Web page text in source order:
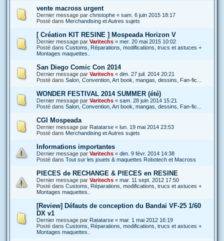
vente macross urgent
Dernier message par christophe « sam. 6 juin 2015 18:17
Posté dans Merchandising et Autres sujets
[ Création KIT RESINE ] Mospeada Horizon V
Dernier message par Varitechs « mer. 20 mai 2015 10:02
Posté dans Customs, Réparations, modifications, trucs et astuces +
Montages maquettes..
San Diego Comic Con 2014
Dernier message par Varitechs « dim. 27 juil. 2014 20:21
Posté dans Salon, Convention, Art book, mangas, dessins, Fan-fic...
WONDER FESTIVAL 2014 SUMMER (été)
Dernier message par Varitechs « sam. 28 juin 2014 15:21
Posté dans Salon, Convention, Art book, mangas, dessins, Fan-fic...
CGI Mospeada
Dernier message par Ratatarse « lun. 19 mai 2014 23:53
Posté dans Merchandising et Autres sujets
Informations importantes
Dernier message par Varitechs « dim. 9 févr. 2014 14:38
Posté dans Tout sur les jouets & maquettes Robotech et Macross
PIECES de RECHANGE & PIECES en RESINE
Dernier message par Varitechs « mar. 11 sept. 2012 17:50
Posté dans Customs, Réparations, modifications, trucs et astuces +
Montages maquettes..
[Review] Défauts de conception du Bandai VF-25 1/60
DX v1
Dernier message par Ratatarse « mar. 1 mai 2012 16:19
Posté dans Customs, Réparations, modifications, trucs et astuces +
Montages maquettes..